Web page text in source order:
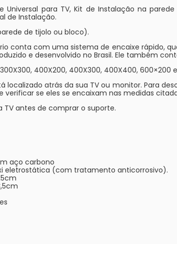
Universal para TV, Kit de Instalação na
de Instalação.
de tijolo ou bloco).
conta com uma sistema de encaixe rápido,
e desenvolvido no Brasil. Ele também
300X300, 400X200, 400X300, 400X400,
localizado atrás da sua TV ou monitor. Para
verificar se eles se encaixam nas medidas
antes de comprar o suporte.
aço carbono
eletrostática (com tratamento anticorrosivo).